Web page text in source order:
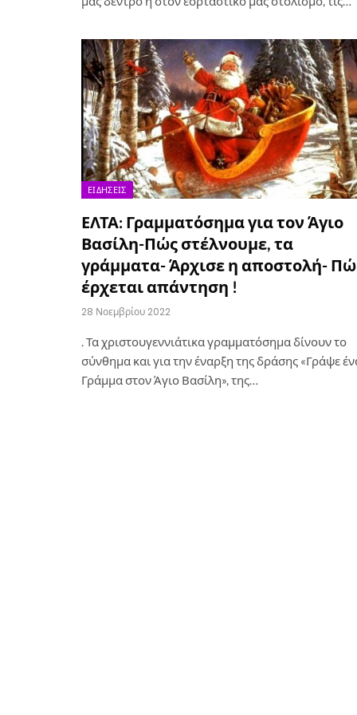
ΕΙΔΉΣΕΙΣ
ΕΛΤΑ: Γραμματόσημα για τον Άγιο
Βασίλη-Πώς στέλνουμε, τα
γράμματα- Άρχισε η αποστολή-
έρχεται απάντηση !
28 Νοεμβρίου 2022
. Τα χριστουγεννιάτικα γραμματόσημα δίνουν το
σύνθημα και για την έναρξη της δράσης «Γράψε
Γράμμα στον Άγιο Βασίλη», της…